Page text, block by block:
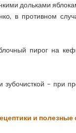
дольками
в противном
пирог на
зубочисткой – при
и